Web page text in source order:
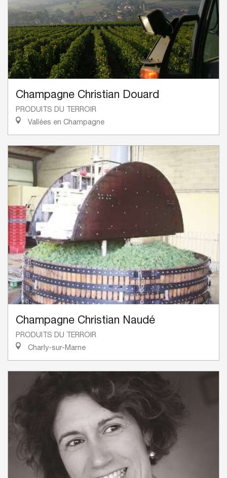
Champagne Christian Douard
PRODUITS DU TERROIR
Vallées en Champagne
Champagne Christian Naudé
PRODUITS DU TERROIR
Charly-sur-Marne